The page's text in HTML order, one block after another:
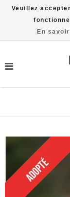
Veuillez
En